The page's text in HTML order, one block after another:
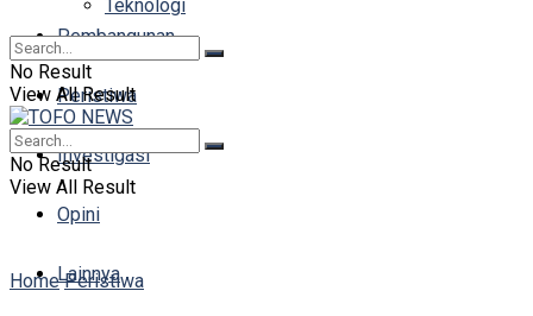
Pembangunan
Peristiwa
Investigasi
Opini
Lainnya
Teknologi
No Result
View All Result
No Result
View All Result
Home Peristiwa